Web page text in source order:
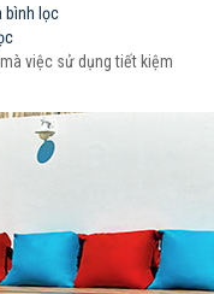
bình lọc
việc sử dụng tiết kiệm